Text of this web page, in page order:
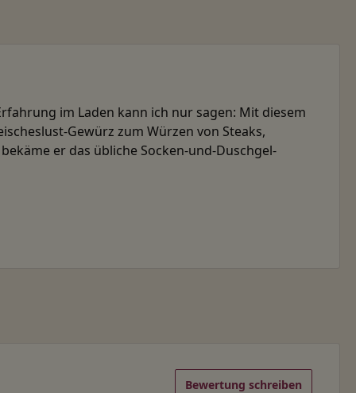
im Laden kann ich nur sagen: Mit diesem
Gewürz zum Würzen von Steaks,
er das übliche Socken-und-Duschgel-
Bewertung schreiben